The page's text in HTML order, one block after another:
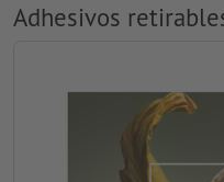
Adhesivos